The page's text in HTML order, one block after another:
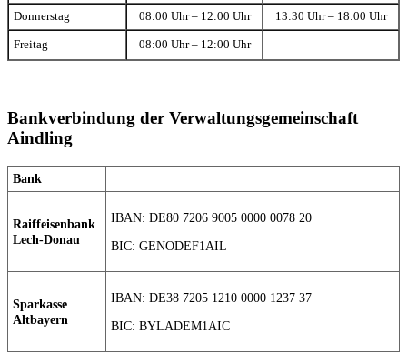
Donnerstag 08:00 Uhr – 12:00 Uhr 13:30 Uhr – 18:00 Uhr
Freitag 08:00 Uhr – 12:00 Uhr
Bankverbindung der Verwaltungsgemeinschaft
Aindling
Bank
Raiffeisenbank
Lech-Donau
IBAN: DE80 7206 9005 0000 0078 20
BIC: GENODEF1AIL
Sparkasse
Altbayern
IBAN: DE38 7205 1210 0000 1237 37
BIC: BYLADEM1AIC